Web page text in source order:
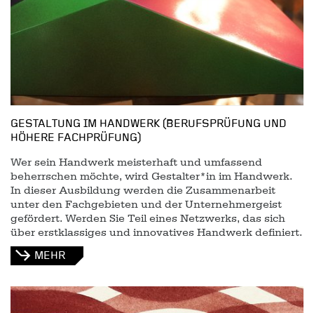
GESTALTUNG IM HANDWERK (BERUFSPRÜFUNG UND
HÖHERE FACHPRÜFUNG)
Wer sein Handwerk meisterhaft und umfassend
beherrschen möchte, wird Gestalter*in im Handwerk.
In dieser Ausbildung werden die Zusammenarbeit
unter den Fachgebieten und der Unternehmergeist
gefördert. Werden Sie Teil eines Netzwerks, das sich
über erstklassiges und innovatives Handwerk definiert.
MEHR